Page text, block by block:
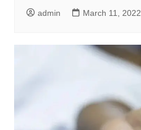
admin March 11, 2022